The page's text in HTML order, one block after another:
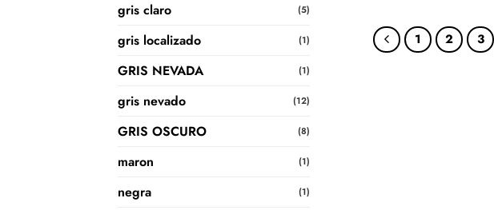
gris claro (5)
gris localizado (1)
GRIS NEVADA (1)
gris nevado (12)
GRIS OSCURO (8)
maron (1)
negra (1)
1 2 3